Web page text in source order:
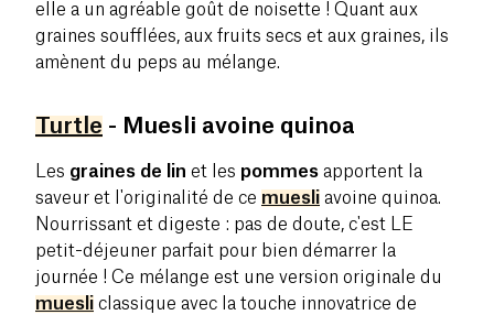
elle a un agréable goût de noisette ! Quant aux
graines soufflées, aux fruits secs et aux graines, ils
amènent du peps au mélange.
Turtle - Muesli avoine quinoa
Les graines de lin et les pommes apportent la
saveur et l'originalité de ce muesli avoine quinoa.
Nourrissant et digeste : pas de doute, c'est LE
petit-déjeuner parfait pour bien démarrer la
journée ! Ce mélange est une version originale du
muesli classique avec la touche innovatrice de